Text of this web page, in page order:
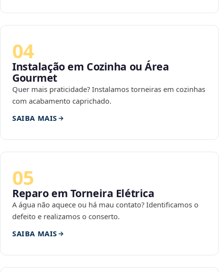
04
Instalação em Cozinha ou Área
Gourmet
Quer mais praticidade? Instalamos torneiras em cozinhas
com acabamento caprichado.
SAIBA MAIS
05
Reparo em Torneira Elétrica
A água não aquece ou há mau contato? Identificamos o
defeito e realizamos o conserto.
SAIBA MAIS